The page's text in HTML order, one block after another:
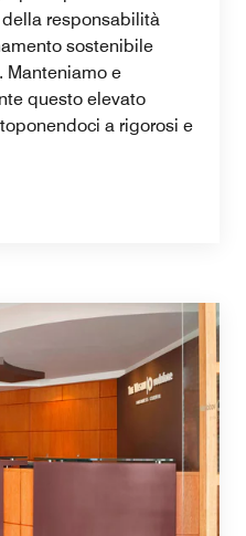
responsabilità
sostenibile
Manteniamo e
questo elevato
a rigorosi e